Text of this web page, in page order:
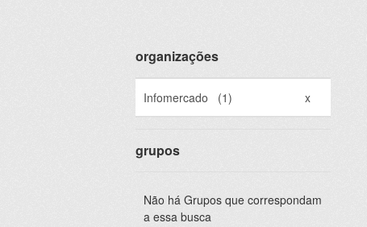
organizações
Infomercado (1) x
grupos
Não há Grupos que correspondam
a essa busca